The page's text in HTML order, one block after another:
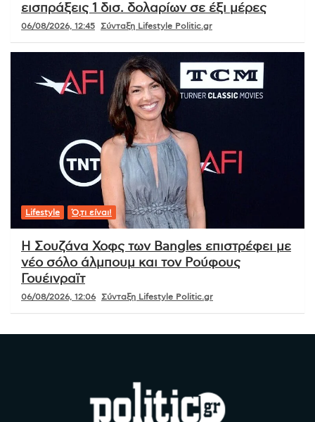
εισπράξεις 1 δισ. δολαρίων σε έξι μέρες
06/08/2026, 12:45 Σύνταξη Lifestyle Politic.gr
Lifestyle Ό,τι είναι!
Η Σουζάνα Χοφς των Bangles επιστρέφει με
νέο σόλο άλμπουμ και τον Ρούφους
Γουέινραϊτ
06/08/2026, 12:06 Σύνταξη Lifestyle Politic.gr